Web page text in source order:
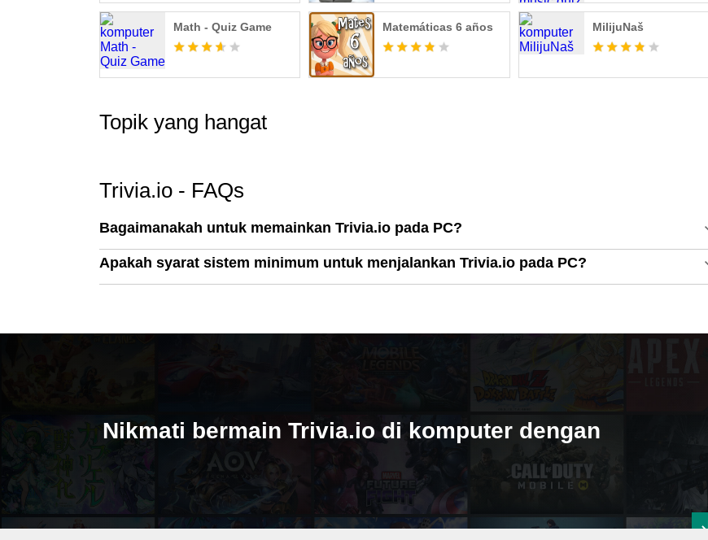
Math - Quiz Game Matemáticas 6 años MilijuNaš
Topik yang hangat
Trivia.io - FAQs
Bagaimanakah untuk memainkan Trivia.io pada PC?
Apakah syarat sistem minimum untuk menjalankan Trivia.io pada PC?
Nikmati bermain Trivia.io di komputer dengan